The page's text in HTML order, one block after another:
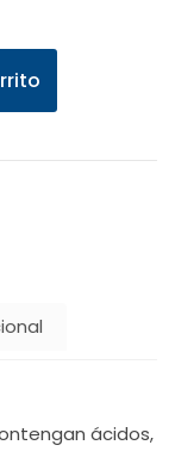
ácidos,